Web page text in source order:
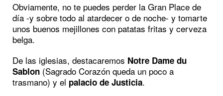
Obviamente, no te puedes perder la Gran Place de
día -y sobre todo al atardecer o de noche- y tomarte
unos buenos mejillones con patatas fritas y cerveza
belga.
De las iglesias, destacaremos Notre Dame du
Sablon (Sagrado Corazón queda un poco a
trasmano) y el palacio de Justicia.